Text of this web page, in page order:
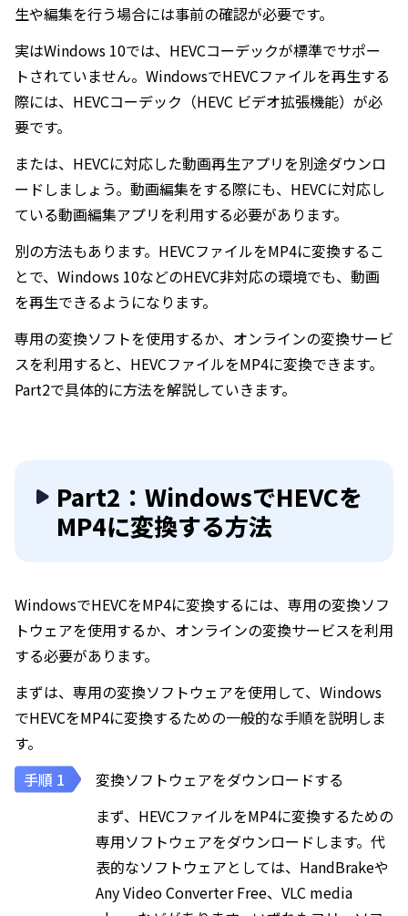
生や編集を行う場合には事前の確認が必要です。
実はWindows 10では、HEVCコーデックが標準でサポー
トされていません。WindowsでHEVCファイルを再生する
際には、HEVCコーデック（HEVC ビデオ拡張機能）が必
要です。
または、HEVCに対応した動画再生アプリを別途ダウンロ
ードしましょう。動画編集をする際にも、HEVCに対応し
ている動画編集アプリを利用する必要があります。
別の方法もあります。HEVCファイルをMP4に変換するこ
とで、Windows 10などのHEVC非対応の環境でも、動画
を再生できるようになります。
専用の変換ソフトを使用するか、オンラインの変換サービ
スを利用すると、HEVCファイルをMP4に変換できます。
Part2で具体的に方法を解説していきます。
Part2：WindowsでHEVCを
MP4に変換する方法
WindowsでHEVCをMP4に変換するには、専用の変換ソフ
トウェアを使用するか、オンラインの変換サービスを利用
する必要があります。
まずは、専用の変換ソフトウェアを使用して、Windows
でHEVCをMP4に変換するための一般的な手順を説明しま
す。
変換ソフトウェアをダウンロードする
まず、HEVCファイルをMP4に変換するための
専用ソフトウェアをダウンロードします。代
表的なソフトウェアとしては、HandBrakeや
Any Video Converter Free、VLC media